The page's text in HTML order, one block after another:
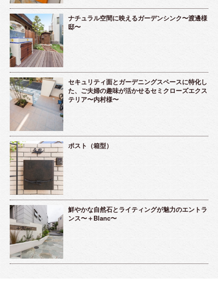
ナチュラル空間に映えるガーデンシンク〜渡邊様
邸〜
セキュリティ面とガーデニングスペースに特化し
た、ご夫婦の趣味が活かせるセミクローズエクス
テリア〜内村様〜
ポスト（箱型）
鮮やかな自然石とライティングが魅力のエントラ
ンス〜＋Blanc〜